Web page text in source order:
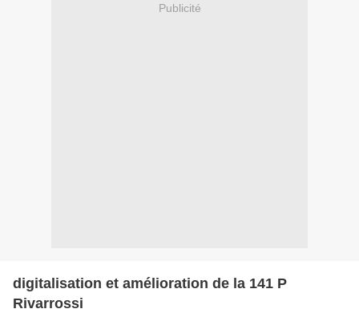
Publicité
digitalisation et amélioration de la 141 P
Rivarrossi